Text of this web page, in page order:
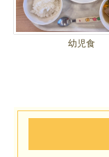
幼児食